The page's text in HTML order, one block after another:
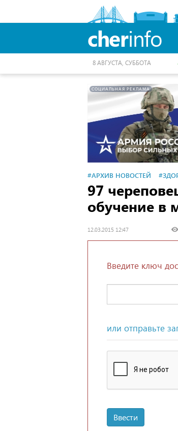
cherinfo
8 АВГУСТА, СУББОТА
СОЦИАЛЬНАЯ РЕКЛАМА
#АРХИВ НОВОСТЕЙ
97
обучение в
12.03.2015 12:47
Введите ключ
или отправьте
Ввести